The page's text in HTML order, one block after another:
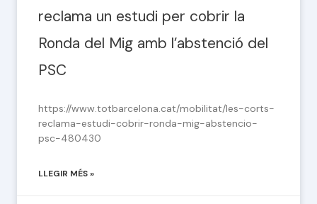
reclama un estudi per cobrir la
Ronda del Mig amb l’abstenció del
PSC
https://www.totbarcelona.cat/mobilitat/les-corts-
reclama-estudi-cobrir-ronda-mig-abstencio-
psc-480430
LLEGIR MÉS »